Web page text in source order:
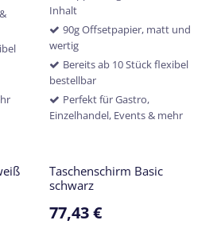
Inhalt
90g Offsetpapier, matt und
wertig
Bereits ab 10 Stück flexibel
bestellbar
Perfekt für Gastro,
Einzelhandel, Events & mehr
Taschenschirm Basic
schwarz
77,43€